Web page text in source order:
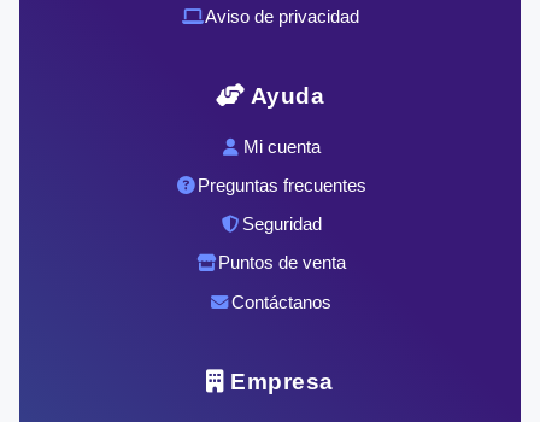
Aviso de privacidad
Ayuda
Mi cuenta
Preguntas frecuentes
Seguridad
Puntos de venta
Contáctanos
Empresa